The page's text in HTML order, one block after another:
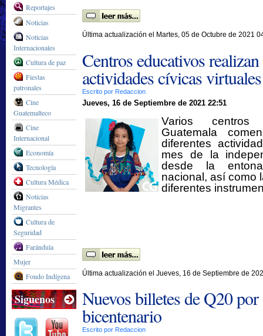
Última actualización el Martes, 05 de Octubre de 2021
Centros educativos realizan
actividades cívicas virtuales
Escrito por Redaccion
Jueves, 16 de Septiembre de 2021 22:51
Varios centros
Guatemala
diferentes
mes de la
desde la
nacional, así como
diferentes
Última actualización el Jueves, 16 de Septiembre de
Nuevos billetes de Q20 por
bicentenario
Escrito por Redaccion
Reportajes
Noticias
Noticias
Internacionales
Cultura de paz
Fiestas
patronales
Cine
Guatemalteco
Cine
Internacional
Economía
Tecnología
Cultura Médica
Noticias
Migrantes
Cultura de
Seguridad
Farándula
Mujer
Fondo Indígena
Siguenos